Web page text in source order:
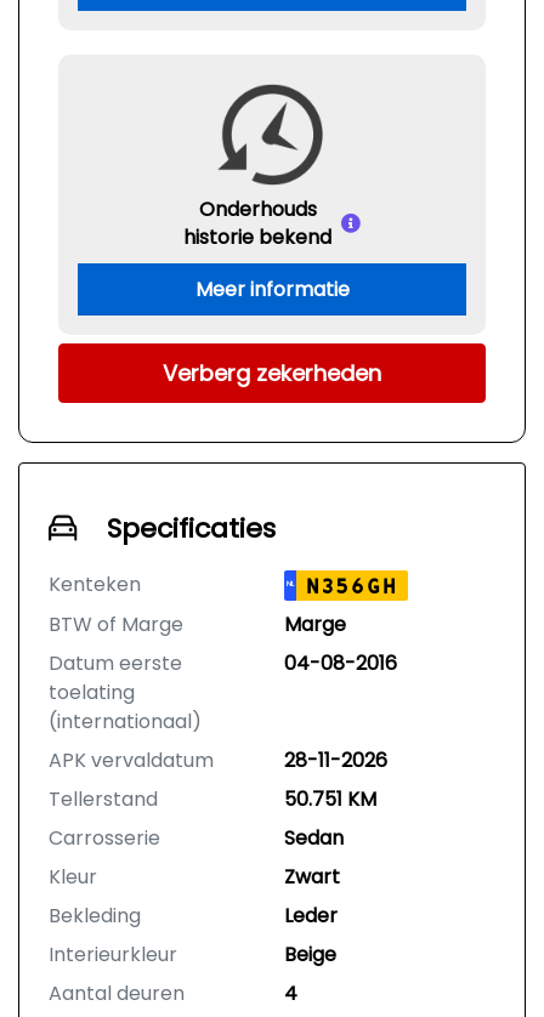
Onderhouds
historie bekend
Meer informatie
Verberg zekerheden
Specificaties
Kenteken NL N356GH
BTW of Marge
Marge
Datum eerste
toelating
(internationaal)
04-08-2016
APK vervaldatum
28-11-2026
Tellerstand
50.751 KM
Carrosserie
Sedan
Kleur
Zwart
Bekleding
Leder
Interieurkleur
Beige
Aantal deuren
4